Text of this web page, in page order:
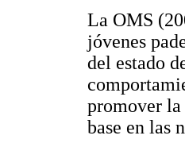
La OMS
jóvenes
del estado
promover la
base en las